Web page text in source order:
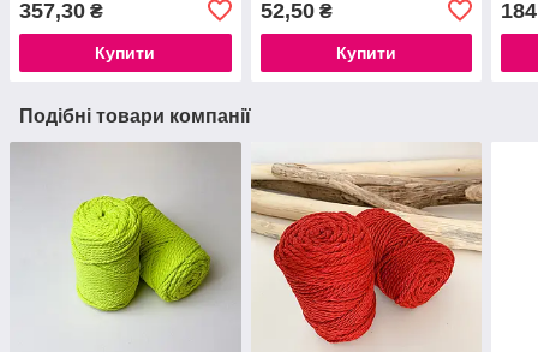
для панно арок штор
357,30 ₴
Купити
52,50₴
Купити
Подібні товари компанії